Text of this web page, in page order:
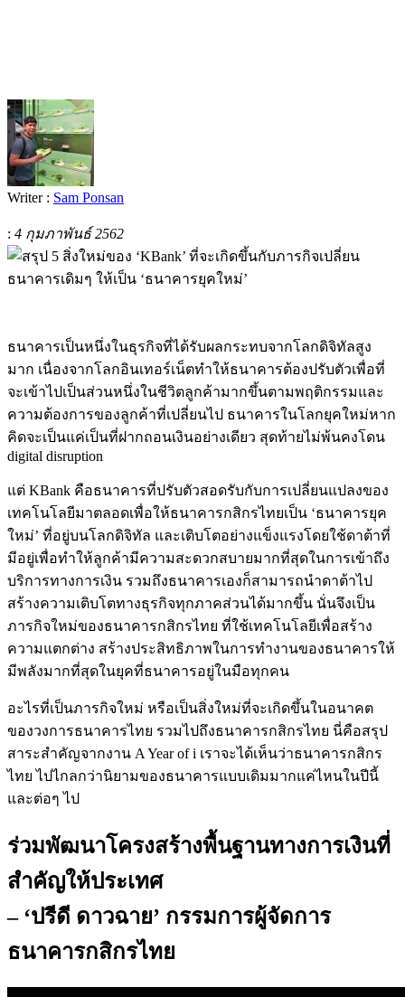
Writer : Sam Ponsan
: 4 กุมภาพันธ์ 2562
ธนาคารเป็นหนึ่งในธุรกิจที่ได้รับผลกระทบจากโลกดิจิทัลสูง
มาก เนื่องจากโลกอินเทอร์เน็ตทำให้ธนาคารต้องปรับตัวเพื่อที่
จะเข้าไปเป็นส่วนหนึ่งในชีวิตลูกค้ามากขึ้นตามพฤติกรรมและ
ความต้องการของลูกค้าที่เปลี่ยนไป ธนาคารในโลกยุคใหม่หาก
คิดจะเป็นแค่เป็นที่ฝากถอนเงินอย่างเดียว สุดท้ายไม่พ้นคงโดน
digital disruption
แต่ KBank คือธนาคารที่ปรับตัวสอดรับกับการเปลี่ยนแปลงของ
เทคโนโลยีมาตลอดเพื่อให้ธนาคารกสิกรไทยเป็น ‘ธนาคารยุค
ใหม่’ ที่อยู่บนโลกดิจิทัล และเติบโตอย่างแข็งแรงโดยใช้ดาต้าที่
มีอยู่เพื่อทำให้ลูกค้ามีความสะดวกสบายมากที่สุดในการเข้าถึง
บริการทางการเงิน รวมถึงธนาคารเองก็สามารถนำดาต้าไป
สร้างความเติบโตทางธุรกิจทุกภาคส่วนได้มากขึ้น นั่นจึงเป็น
ภารกิจใหม่ของธนาคารกสิกรไทย ที่ใช้เทคโนโลยีเพื่อสร้าง
ความแตกต่าง สร้างประสิทธิภาพในการทำงานของธนาคารให้
มีพลังมากที่สุดในยุคที่ธนาคารอยู่ในมือทุกคน
อะไรที่เป็นภารกิจใหม่ หรือเป็นสิ่งใหม่ที่จะเกิดขึ้นในอนาคต
ของวงการธนาคารไทย รวมไปถึงธนาคารกสิกรไทย นี่คือสรุป
สาระสำคัญจากงาน A Year of i เราจะได้เห็นว่าธนาคารกสิกร
ไทย ไปไกลกว่านิยามของธนาคารแบบเดิมมากแค่ไหนในปีนี้
และต่อๆ ไป
ร่วมพัฒนาโครงสร้างพื้นฐานทางการเงินที่
สำคัญให้ประเทศ
– ‘ปรีดี ดาวฉาย’ กรรมการผู้จัดการ
ธนาคารกสิกรไทย